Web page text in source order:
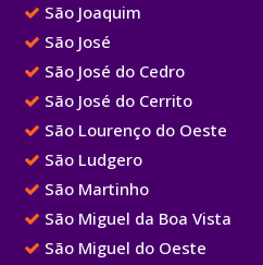
São Joaquim
São José
São José do Cedro
São José do Cerrito
São Lourenço do Oeste
São Ludgero
São Martinho
São Miguel da Boa Vista
São Miguel do Oeste